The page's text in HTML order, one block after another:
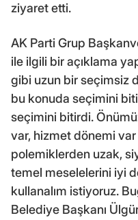
ziyaret etti.
AK Parti Grup
ile ilgili bir açıklama
gibi uzun bir seçimsiz
bu konuda seçimini
seçimini bitirdi.
var, hizmet dönemi
polemiklerden uzak,
temel meselelerini iyi
kullanalım istiyoruz.
Belediye Başkanı